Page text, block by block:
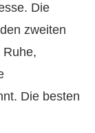
Die
zweiten
Ruhe,
Die besten